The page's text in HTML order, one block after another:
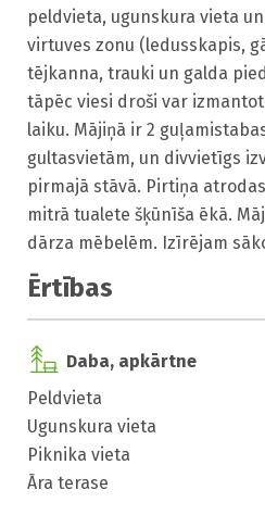
peldvieta, ugunskura vieta
virtuves zonu (ledusskapis,
tējkanna, trauki un galda
tāpēc viesi droši var
laiku. Mājiņā ir 2
gultasvietām, un divvietīgs
pirmajā stāvā. Pirtiņa
mitrā tualete šķūnīša ēkā.
dārza mēbelēm. Izīrējam
Ērtības
Daba, apkārtne
Peldvieta
Ugunskura vieta
Piknika vieta
Āra terase